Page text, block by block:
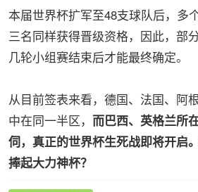
本届世界杯扩军至48支球队后，多
三名同样获得晋级资格，因此，部
几轮小组赛结束后才能最终确定。
从目前签表来看，德国、法国、阿
中在同一半区， 而巴西、英格兰所
伺，真正的世界杯生死战即将开启
捧起大力神杯？